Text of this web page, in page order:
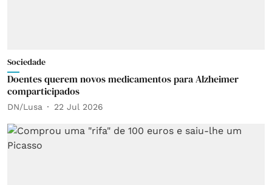
Sociedade
Doentes querem novos medicamentos para Alzheimer
comparticipados
DN/Lusa 22 Jul 2026